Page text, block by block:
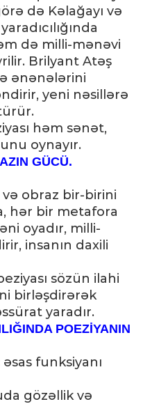
də Kəlağayı və
də milli-mənəvi
Brilyant Atəş
ənənələrini
yeni nəsillərə
həm sənət,
oynayır.
GÜCÜ.
və obraz bir-birini
hər bir metafora
oyadır, milli-
insanın daxili
sözün ilahi
birləşdirərək
yaradır.
POEZİYANIN
funksiyanı
gözəllik və